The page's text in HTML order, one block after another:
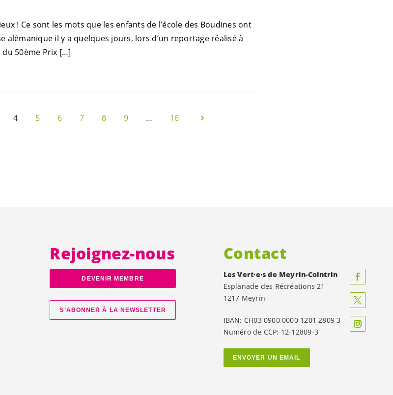
! Ce sont les mots que les enfants de l’école des Boudines ont
alémanique il y a quelques jours, lors d’un reportage réalisé à
du 50ème Prix […]
4 5 6 7 8 9 … 16
Rejoignez-nous
DEVENIR MEMBRE
S’ABONNER À LA NEWSLETTER
Contact
LesVert·e·s de Meyrin-Cointrin
Esplanade des Récréations 21
1217 Meyrin
IBAN: CH03 0900 0000 1201 2809 3
Numéro de CCP: 12-12809-3
ENVOYER UN EMAIL